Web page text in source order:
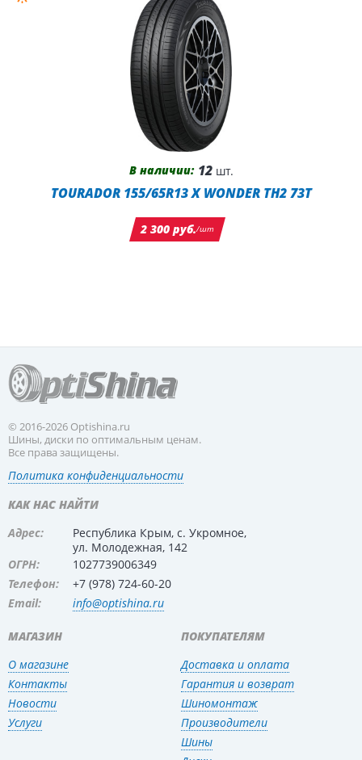
В наличии: 12шт.
TOURADOR 155/65R13 X WONDER TH2 73T
2 300 руб./шт
МАГАЗИН
О магазине
Контакты
Новости
Услуги
ПОКУПАТЕЛЯМ
Доставка и оплата
Гарантия и возврат
Шиномонтаж
Производители
Шины
© 2016-2026 Optishina.ru
Шины, диски по оптимальным ценам.
Все права защищены.
Политика конфиденциальности
КАК НАС НАЙТИ
Адрес:
Республика Крым, с. Укромное,
ул. Молодежная, 142
ОГРН:
1027739006349
Телефон:
+7 (978) 724-60-20
Email:
info@optishina.ru